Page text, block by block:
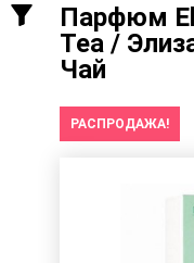
Парфюм
Tea /
Чай
РАСПРОДАЖА!